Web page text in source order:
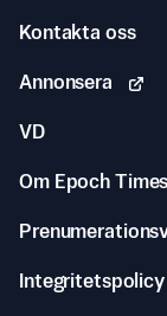
Kontakta oss
Annonsera
VD
Om Epoch Times
Integritetspolicy